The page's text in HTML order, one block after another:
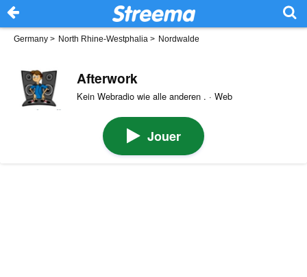
Germany > North Rhine-Westphalia > Nordwalde
Afterwork
Kein Webradio wie alle anderen . · Web
Jouer